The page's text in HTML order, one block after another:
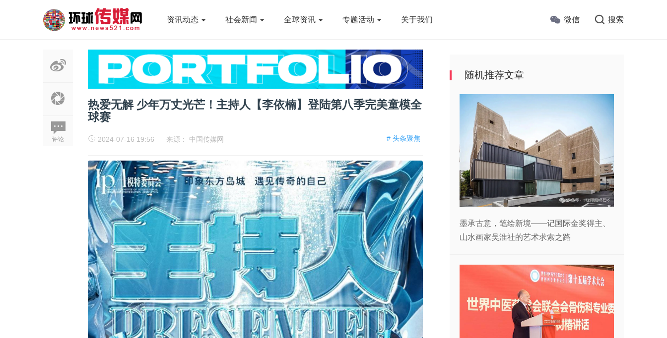
资讯动态 社会新闻 全球资讯 专题活动 关于我们 微信 搜索
评论
热爱无解 少年万丈光芒！主持人【李依楠】登陆第八季完美童模全
球赛
# 头条聚焦
2024-07-16 19:56 来源： 中国传媒网
随机推荐文章
墨承古意，笔绘新境——记国际金奖得主、
山水画家吴淮社的艺术求索之路